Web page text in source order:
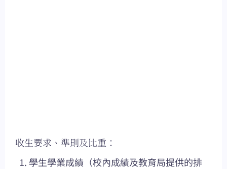
收生要求、準則及比重：
學生學業成績（校內成績及教育局提供的排